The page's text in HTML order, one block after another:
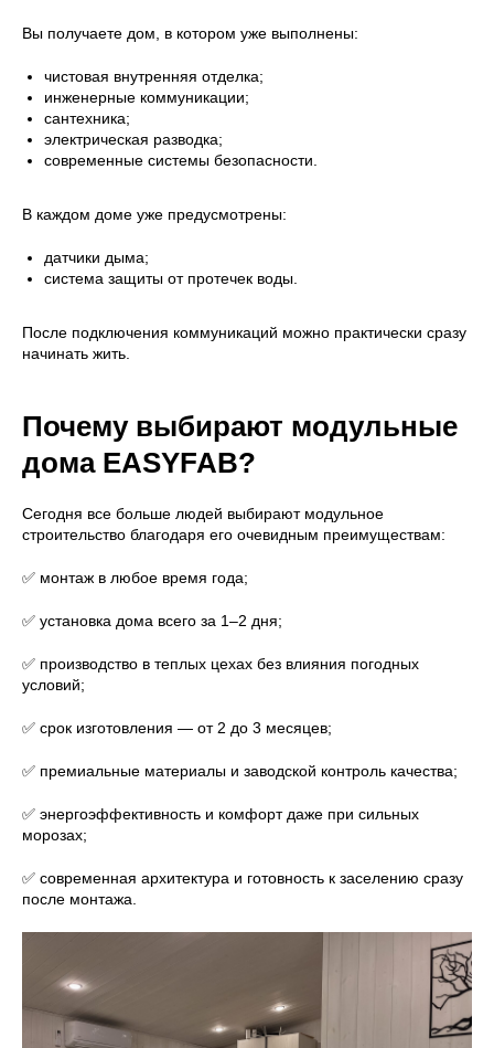
Вы получаете дом, в котором уже выполнены:
чистовая внутренняя отделка;
инженерные коммуникации;
сантехника;
электрическая разводка;
современные системы безопасности.
В каждом доме уже предусмотрены:
датчики дыма;
система защиты от протечек воды.
После подключения коммуникаций можно практически сразу
начинать жить.
Почему выбирают модульные
дома EASYFAB?
Сегодня все больше людей выбирают модульное
строительство благодаря его очевидным преимуществам:
✅ монтаж в любое время года;
✅ установка дома всего за 1–2 дня;
✅ производство в теплых цехах без влияния погодных
условий;
✅ срок изготовления — от 2 до 3 месяцев;
✅ премиальные материалы и заводской контроль качества;
✅ энергоэффективность и комфорт даже при сильных
морозах;
✅ современная архитектура и готовность к заселению сразу
после монтажа.
8 (800) 301-65-42